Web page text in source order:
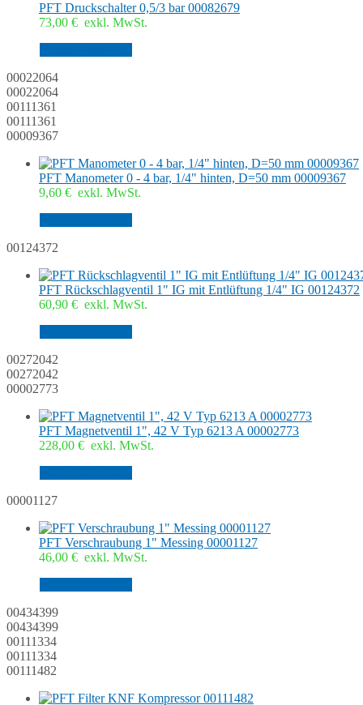
PFT Druckschalter 0,5/3 bar 00082679
73,00 € exkl. MwSt.
00022064
00022064
00111361
00111361
00009367
PFT Manometer 0 - 4 bar, 1/4" hinten, D=50 mm 00009367
9,60 € exkl. MwSt.
00124372
PFT Rückschlagventil 1" IG mit Entlüftung 1/4" IG 00124372
60,90 € exkl. MwSt.
00272042
00272042
00002773
PFT Magnetventil 1", 42 V Typ 6213 A 00002773
228,00 € exkl. MwSt.
00001127
PFT Verschraubung 1" Messing 00001127
46,00 € exkl. MwSt.
00434399
00434399
00111334
00111334
00111482